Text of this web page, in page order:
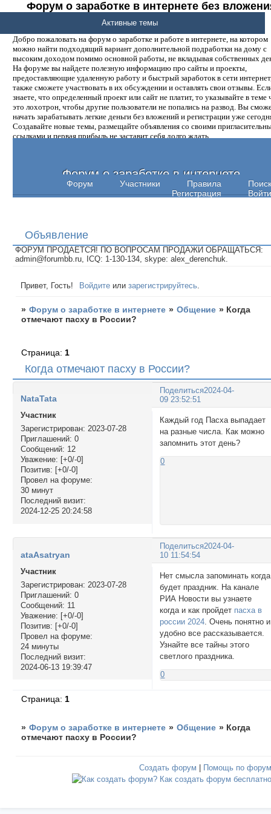
Форум о заработке в интернете без
денег.
Добро пожаловать на форум о заработке и работе в интернете, на котором
можно найти подходящий вариант дополнительной подработки на дому с
высоким доходом помимо основной работы, не вкладывая собственных
На форуме вы найдете полезную информацию про сайты и проекты,
предоставляющие удаленную работу и быстрый заработок в сети
также сможете участвовать в их обсуждении и оставлять свои отзывы.
знаете, что определенный проект или сайт не платит, то указывайте в теме
это лохотрон, чтобы другие пользователи не попались на развод. Вы
начать зарабатывать легкие деньги без вложений и регистрации уже
Создавайте новые темы, размещайте объявления со своими
ссылками и первая прибыль не заставит себя долго ждать.
Форум о заработке в интернете
Форум Участники Правила
Поиск
Регистрация
Войти
Активные темы
Объявление
ФОРУМ ПРОДАЕТСЯ! ПО ВОПРОСАМ ПРОДАЖИ ОБРАЩАТЬСЯ:
admin@forumbb.ru, ICQ: 1-130-134, skype: alex_derenchuk.
Привет, Гость! Войдите илизарегистрируйтесь
» Форум о заработке в интернете » Общение » Когда
отмечают пасху в России?
Когда отмечают пасху в России?
Страница: 1
Поделиться2024-04-
09 23:52:51
NataTata
Участник
Зарегистрирован: 2023-07-28
Приглашений: 0
Сообщений: 12
Уважение: [+0/-0]
Позитив: [+0/-0]
Провел на форуме:
30 минут
Последний визит:
2024-12-25 20:24:58
Каждый год Пасха выпадает
на разные числа. Как можно
запомнить этот день?
0
Поделиться2024-04-
10 11:54:54
ataAsatryan
Участник
Зарегистрирован: 2023-07-28
Приглашений: 0
Сообщений: 11
Уважение: [+0/-0]
Позитив: [+0/-0]
Провел на форуме:
24 минуты
Последний визит:
2024-06-13 19:39:47
Нет смысла запоминать когда
будет праздник. На канале
РИА Новости вы узнаете
когда и как пройдет пасха в
россии 2024. Очень понятно и
удобно все рассказывается.
Узнайте все тайны этого
светлого праздника.
0
Страница: 1
» Форум о заработке в интернете » Общение » Когда
отмечают пасху в России?
Создать форум Помощь по